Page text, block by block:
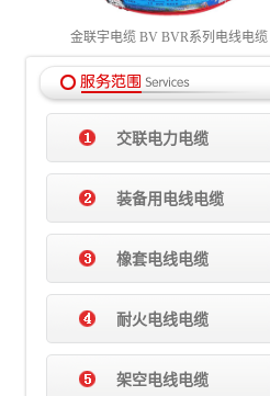
金联宇电缆 BV BVR系列电线电缆
交联电力电缆
装备用电线电缆
橡套电线电缆
耐火电线电缆
架空电线电缆